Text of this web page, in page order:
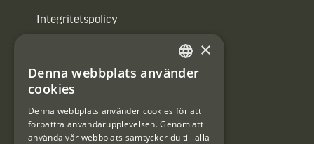
Integritetspolicy
#Interjaktfamily
Kundklubb
SWEDISH
×
Denna webbplats använder
cookies
Denna webbplats använder cookies för att
förbättra användarupplevelsen. Genom att
använda vår webbplats samtycker du till alla